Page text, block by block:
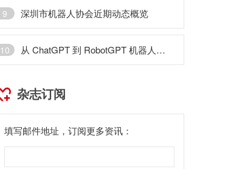
9 深圳市机器人协会近期动态概览
10 从 ChatGPT 到 RobotGPT 机器人成为人工智能最佳载体
杂志订阅
填写邮件地址，订阅更多资讯：